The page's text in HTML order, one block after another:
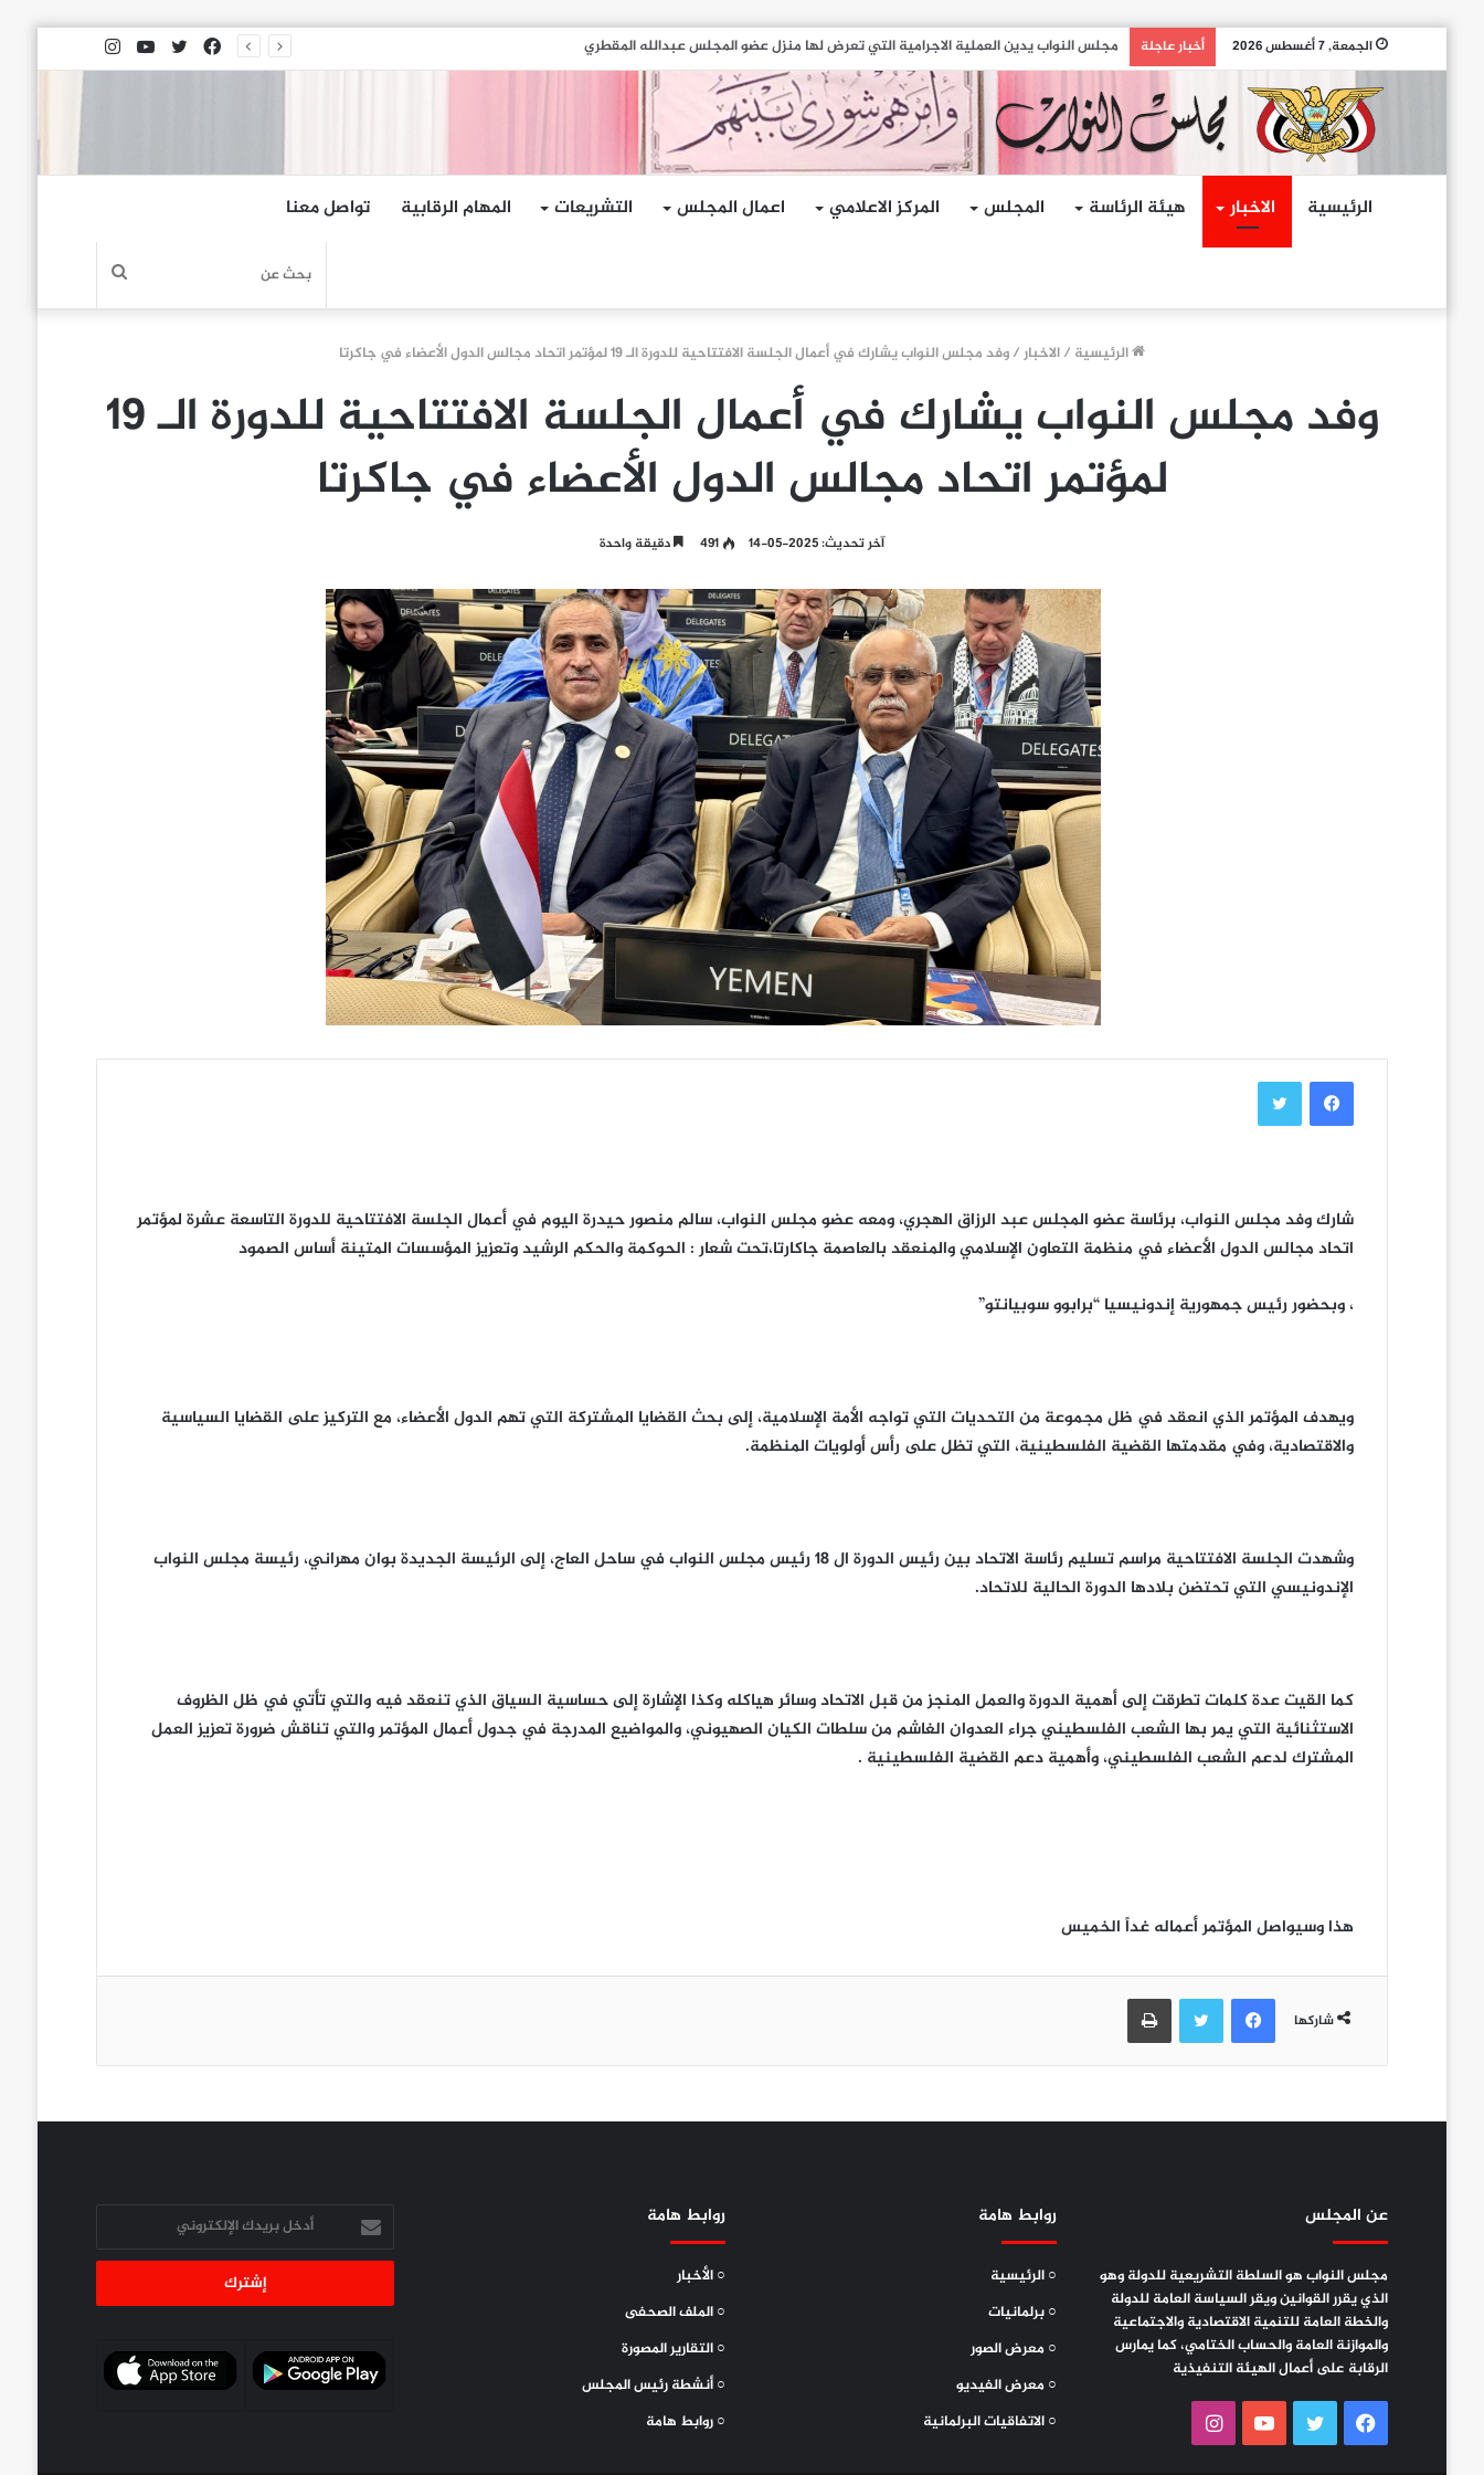
الجمعة, 7 أغسطس 2026 أخبار عاجلة مجلس النواب يدين الهجمات الإرهابية الحوثية التي استهدفت السفينة الهندية في البحر الأحمر انستقراميوتيوبتويتر
فيسبوك
الرئيسية الاخبار هيئة الرئاسة المجلس المركز الاعلامي اعمال المجلس التشريعات المهام الرقابية تواصل معنا
بحث
الرئيسية /الاخبار/وفد مجلس النواب يشارك في أعمال الجلسة الافتتاحية للدورة الـ 19 لمؤتمر اتحاد مجالس الدول الأعضاء في جاكرتا
وفد مجلس النواب يشارك في أعمال الجلسة الافتتاحية للدورة الـ 19
لمؤتمر اتحاد مجالس الدول الأعضاء في جاكرتا
آخر تحديث: 2025-05-14 491 دقيقة واحدة
فيسبوك تويتر
شارك وفد مجلس النواب، برئاسة عضو المجلس عبد الرزاق الهجري، ومعه عضو مجلس النواب، سالم منصور حيدرة اليوم في أعمال الجلسة الافتتاحية للدورة التاسعة عشرة لمؤتمر
اتحاد مجالس الدول الأعضاء في منظمة التعاون الإسلامي والمنعقد بالعاصمة جاكارتا،تحت شعار : الحوكمة والحكم الرشيد وتعزيز المؤسسات المتينة أساس الصمود
، وبحضور رئيس جمهورية إندونيسيا “برابوو سوبيانتو”
ويهدف المؤتمر الذي انعقد في ظل مجموعة من التحديات التي تواجه الأمة الإسلامية، إلى بحث القضايا المشتركة التي تهم الدول الأعضاء، مع التركيز على القضايا السياسية
والاقتصادية، وفي مقدمتها القضية الفلسطينية، التي تظل على رأس أولويات المنظمة.
وشهدت الجلسة الافتتاحية مراسم تسليم رئاسة الاتحاد بين رئيس الدورة ال 18 رئيس مجلس النواب في ساحل العاج، إلى الرئيسة الجديدة بوان مهراني، رئيسة مجلس النواب
الإندونيسي التي تحتضن بلادها الدورة الحالية للاتحاد.
كما القيت عدة كلمات تطرقت إلى أهمية الدورة والعمل المنجز من قبل الاتحاد وسائر هياكله وكذا الإشارة إلى حساسية السياق الذي تنعقد فيه والتي تأتي في ظل الظروف
الاستثنائية التي يمر بها الشعب الفلسطيني جراء العدوان الغاشم من سلطات الكيان الصهيوني، والمواضيع المدرجة في جدول أعمال المؤتمر والتي تناقش ضرورة تعزيز العمل
المشترك لدعم الشعب الفلسطيني، وأهمية دعم القضية الفلسطينية .
هذا وسيواصل المؤتمر أعماله غداً الخميس
شاركها
فيسبوك تويتر طباعة
عن المجلس
مجلس النواب هو السلطة التشريعية للدولة وهو
الذي يقرر القوانين ويقر السياسة العامة للدولة
والخطة العامة للتنمية الاقتصادية والاجتماعية
والموازنة العامة والحساب الختامي، كما يمارس
الرقابة على أعمال الهيئة التنفيذية
فيسبوك تويتر يوتيوب
روابط هامة
○ الرئيسية
○ برلمانيات
○ معرض الصور
○ معرض الفيديو
○ الاتفاقيات البرلمانية
روابط هامة
○ الأخبار
○ الملف الصحفى
○ التقارير المصورة
○ أنشطة رئيس المجلس
○ روابط هامة
أدخل
بريدك
الإلكتروني